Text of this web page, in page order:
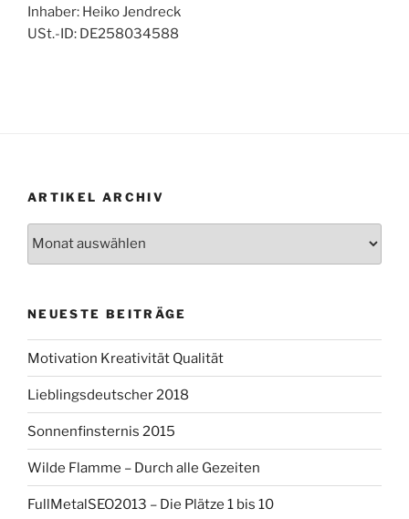
Inhaber: Heiko Jendreck
USt.-ID: DE258034588
ARTIKEL ARCHIV
NEUESTE BEITRÄGE
Motivation Kreativität Qualität
Lieblingsdeutscher 2018
Sonnenfinsternis 2015
Wilde Flamme – Durch alle Gezeiten
FullMetalSEO2013 – Die Plätze 1 bis 10